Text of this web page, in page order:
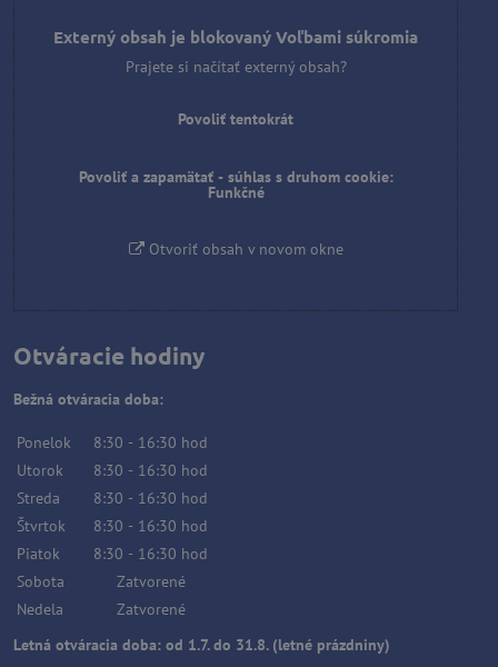
Externý obsah je blokovaný Voľbami súkromia
Prajete si načítať externý obsah?
Povoliť tentokrát
Povoliť a zapamätať - súhlas s druhom cookie:
Funkčné
Otvoriť obsah v novom okne
Otváracie hodiny
Bežná otváracia doba:
Ponelok 8:30 - 16:30 hod
Utorok
8:30 - 16:30 hod
Streda
8:30 - 16:30 hod
Štvrtok
8:30 - 16:30 hod
Piatok
8:30 - 16:30 hod
Sobota
Zatvorené
Nedela
Zatvorené
Letná otváracia doba: od 1.7. do 31.8. (letné prázdniny)